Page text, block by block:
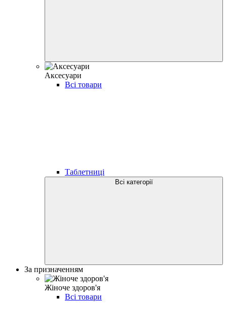
Аксесуари
Всі товари
Таблетниці
Всі категорії
За призначенням
Жіноче здоров'я
Всі товари